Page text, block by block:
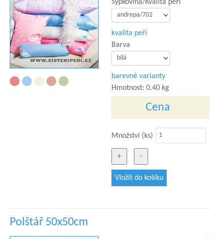
Sypkovina/Kvalita peří
kvalita peří
Barva
barevné varianty
Hmotnost: 0.40 kg
Cena
Množství (ks)
Polštář 50x50cm